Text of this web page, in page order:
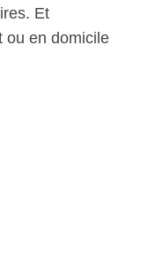
Et
ou en domicile